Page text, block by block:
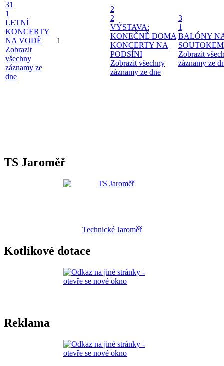
31
1
LETNÍ
KONCERTY
NA VODĚ
Zobrazit
všechny
záznamy ze
dne
1
2
2
VÝSTAVA:
KONEČNĚ DOMA
KONCERTY NA
PODSÍNI
Zobrazit všechny
záznamy ze dne
3
1
BALÓNY
SOUTOKEM
Zobrazit
záznamy ze
TS Jaroměř
Technické Jaroměř
Kotlíkové dotace
Reklama